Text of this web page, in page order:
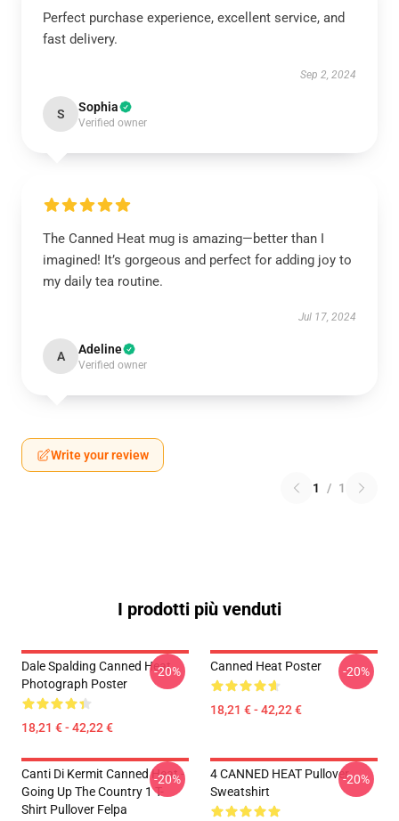
Perfect purchase experience, excellent service, and
fast delivery.
Sep 2, 2024
S Sophia
Verified owner
The Canned Heat mug is amazing—better than I
imagined! It’s gorgeous and perfect for adding joy to
my daily tea routine.
Jul 17, 2024
A Adeline
Verified owner
Write your review
1 / 1
I prodotti più venduti
Dale Spalding Canned Heat
Photograph Poster
18,21 € - 42,22 €
-20% Canned Heat Poster
18,21 € - 42,22 €
-20%
Canti Di Kermit Canned Heat -
Going Up The Country 1 T-
Shirt Pullover Felpa
-20%
4 CANNED HEAT Pullover
Sweatshirt
-20%